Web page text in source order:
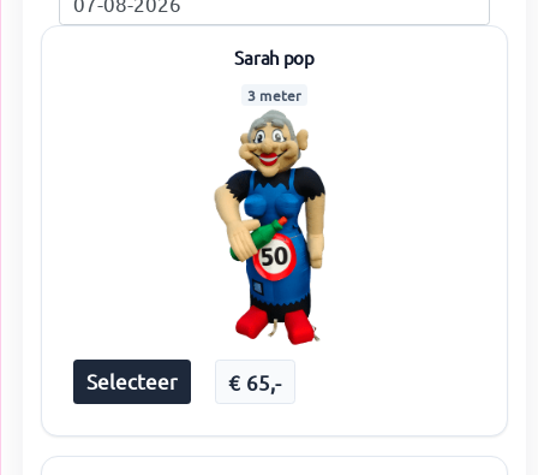
Sarah pop
3 meter
Selecteer € 65,-